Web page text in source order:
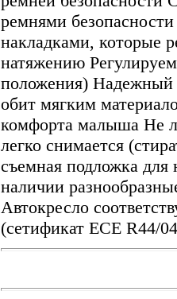
ремнями
накладками, которые
натяжению
положения) Надежный
обит мягким
комфорта малыша Не
легко снимается
съемная подложка
наличии
Автокресло
(сетификат ECE R44/